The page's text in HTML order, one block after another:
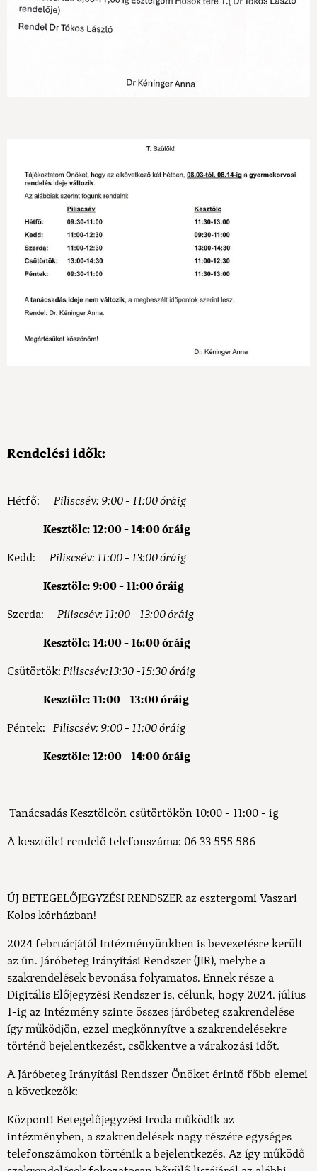
Rendelési idők:
Hétfő: Piliscsév: 9:00 - 11:00 óráig
Kesztölc: 12:00 - 14:00 óráig
Kedd: Piliscsév: 11:00 - 13:00 óráig
Kesztölc: 9:00 - 11:00 óráig
Szerda:Piliscsév: 11:00 - 13:00 óráig
Kesztölc: 14:00 - 16:00 óráig
Csütörtök:Piliscsév:13:30 -15:30 óráig
Kesztölc: 11:00 - 13:00 óráig
Péntek: Piliscsév: 9:00 - 11:00 óráig
Kesztölc: 12:00 - 14:00 óráig
Tanácsadás Kesztölcön csütörtökön 10:00 - 11:00 - ig
A kesztölci rendelő telefonszáma: 06 33 555 586
ÚJ BETEGELŐJEGYZÉSI RENDSZER az esztergomi Vaszari
Kolos kórházban!
2024 februárjától Intézményünkben is bevezetésre került
az ún. Járóbeteg Irányítási Rendszer (JIR), melybe a
szakrendelések bevonása folyamatos. Ennek része a
Digitális Előjegyzési Rendszer is, célunk, hogy 2024. július
1-ig az Intézmény szinte összes járóbeteg szakrendelése
így működjön, ezzel megkönnyítve a szakrendelésekre
történő bejelentkezést, csökkentve a várakozási időt.
A Járóbeteg Irányítási Rendszer Önöket érintő főbb elemei
a következők:
Központi Betegelőjegyzési Iroda működik az
intézményben, a szakrendelések nagy részére egységes
telefonszámokon történik a bejelentkezés. Az így működő